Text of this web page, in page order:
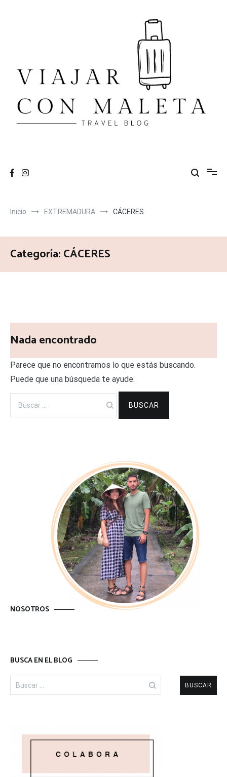
Inicio EXTREMADURA CÁCERES
Categoría:CÁCERES
Nada encontrado
Parece que no encontramos lo que estás buscando.
Puede que una búsqueda te ayude.
Buscar:
NOSOTROS
BUSCA EN EL BLOG
Buscar: